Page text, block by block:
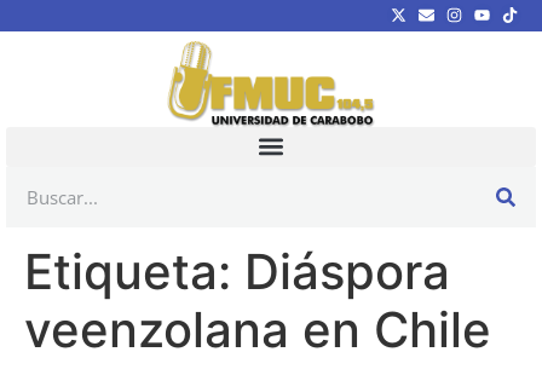
Etiqueta: Diáspora
veenzolana en Chile